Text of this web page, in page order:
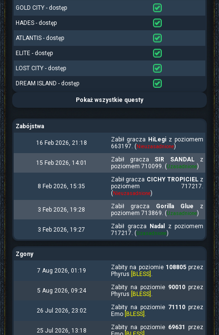
GOLD CITY - dostęp
HADES - dostęp
ATLANTIS - dostęp
ELITE - dostęp
LOST CITY - dostęp
DREAM ISLAND - dostęp
Pokaż wszystkie questy
Zabójstwa
16 Feb 2026, 21:18 Zabił gracza HiLegi z poziomem
663197. ( Nieuzasadnione)
15 Feb 2026, 14:01 Zabił gracza SIR SANDALz
poziomem 710099. ( Uzasadnione)
8 Feb 2026, 15:35
Zabił gracza CICHY TROPICIELz
poziomem 717217.
( Nieuzasadnione)
3 Feb 2026, 19:28 Zabił gracza Gorilla Glue z
poziomem 713869. ( Uzasadnione)
3 Feb 2026, 19:27 Zabił gracza Nadal
z poziomem
717217. ( Uzasadnione)
Zgony
7 Aug 2026, 01:19 Zabity na poziomie 108805przez
Phyrus
[BLESS] .
5 Aug 2026, 09:24 Zabity na poziomie 90010 przez
Phyrus
[BLESS] .
26 Jul 2026, 23:02 Zabity na poziomie 71110 przez
Emo [BLESS] .
25 Jul 2026, 13:18 Zabity na poziomie 69631
przez